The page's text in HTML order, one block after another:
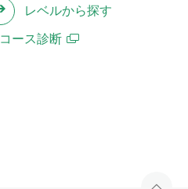
レベルから探す
コース診断